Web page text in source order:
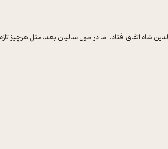
شاه اتفاق افتاد. اما در طول سالیان بعد، مثل هرچیز